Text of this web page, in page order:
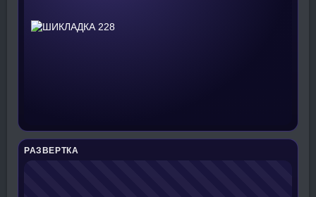
РАЗВЕРТКА